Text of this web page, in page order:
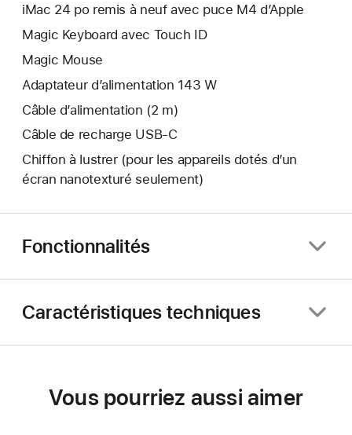
iMac 24 po remis à neuf avec puce M4 d’Apple
Magic Keyboard avec Touch ID
Magic Mouse
Adaptateur d’alimentation 143 W
Câble d’alimentation (2 m)
Câble de recharge USB-C
Chiffon à lustrer (pour les appareils dotés d’un
écran nanotexturé seulement)
Fonctionnalités
Caractéristiques techniques
Vous pourriez aussi aimer